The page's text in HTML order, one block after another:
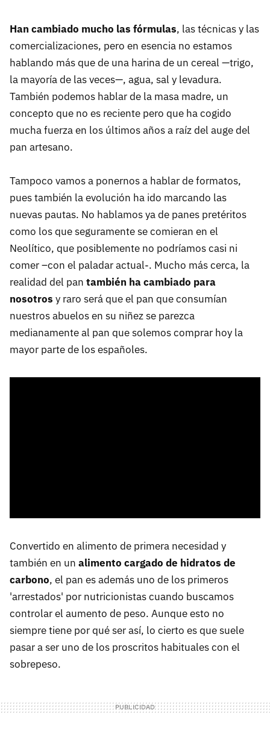
Han cambiado mucho las fórmulas, las técnicas y las
comercializaciones, pero en esencia no estamos
hablando más que de una harina de un cereal —trigo,
la mayoría de las veces—, agua, sal y levadura.
También podemos hablar de la masa madre, un
concepto que no es reciente pero que ha cogido
mucha fuerza en los últimos años a raíz del auge del
pan artesano.
Tampoco vamos a ponernos a hablar de formatos,
pues también la evolución ha ido marcando las
nuevas pautas. No hablamos ya de panes pretéritos
como los que seguramente se comieran en el
Neolítico, que posiblemente no podríamos casi ni
comer –con el paladar actual-. Mucho más cerca, la
realidad del pan también ha cambiado para
nosotros y raro será que el pan que consumían
nuestros abuelos en su niñez se parezca
medianamente al pan que solemos comprar hoy la
mayor parte de los españoles.
Convertido en alimento de primera necesidad y
también en un alimento cargado de hidratos de
carbono, el pan es además uno de los primeros
'arrestados' por nutricionistas cuando buscamos
controlar el aumento de peso. Aunque esto no
siempre tiene por qué ser así, lo cierto es que suele
pasar a ser uno de los proscritos habituales con el
sobrepeso.